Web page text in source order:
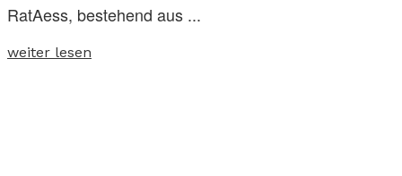
RatAess, bestehend aus ...
weiter lesen